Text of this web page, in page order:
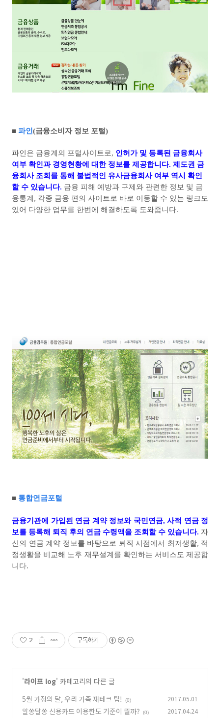
■ 파인 (금융소비자 정보 포털)
파인은 금융계의 포털사이트로, 인허가 및 등록된 금융회사
여부 확인과 경영현황에 대한 정보를 제공합니다. 제도권 금
융회사 조회를 통해 불법적인 유사금융회사 여부 역시 확인
할 수 있습니다. 금융 피해 예방과 구제와 관련한 정보 및 금
융통계 , 각종 금융 편의 사이트로 바로 이동할 수 있는 링크도
있어 다양한 업무를 한번에 해결하도록 도와줍니다.
■ 통합연금포털
금융기관에 가입된 연금 계약 정보와 국민연금, 사적 연금 정
보를 등록해 퇴직 후의 연금 수령액을 조회할 수 있습니다. 자
신의 연금 계약 정보를 바탕으로 퇴직 시점에서 최저생활, 적
정생활을 비교해 노후 재무설계를 확인하는 서비스도 제공합
니다.
2 구독하기
'라이프 log' 카테고리의 다른 글
5월 가정의 달, 우리 가족 재테크 팁!
(0) 2017.05.01
알쏭달쏭 신용카드 이용한도 기준이 뭘까? (0) 2017.04.24